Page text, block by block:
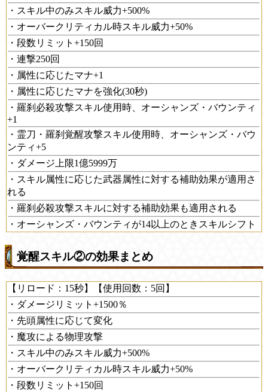
・スキル中のみスキル威力+500%
・オーバークリティカル時スキル威力+50%
・段数リミット+150回
・連撃250回
・属性に応じたマナ+1
・属性に応じたマナを強化(30秒)
・羅刹必殺攻撃スキル使用時、オーシャンズ・バウンティ
+1
・霊刀・羅刹覚醒攻撃スキル使用時、オーシャンズ・バウ
ンティ+5
・ダメージ上限1億5999万
・スキル属性に応じた武器属性に対する補助効果が適用さ
れる
・羅刹必殺攻撃スキルに対する補助効果も適用される
・オーシャンズ・バウンティが14以上のときスキルシフト
覚醒スキル②の効果まとめ
【リロード：15秒】【使用回数：5回】
・ダメージリミット+1500％
・先頭属性に応じて変化
・魔攻による物理攻撃
・スキル中のみスキル威力+500%
・オーバークリティカル時スキル威力+50%
・段数リミット+150回